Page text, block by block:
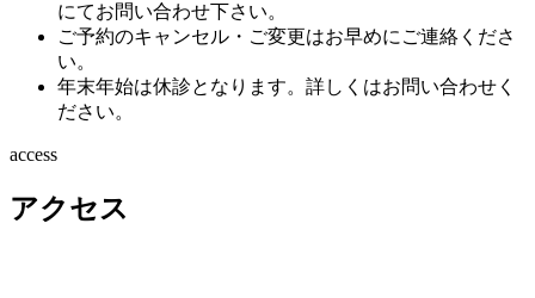
にてお問い合わせ下さい。
ご予約のキャンセル・ご変更はお早めにご連絡くださ
い。
年末年始は休診となります。詳しくはお問い合わせく
ださい。
access
アクセス